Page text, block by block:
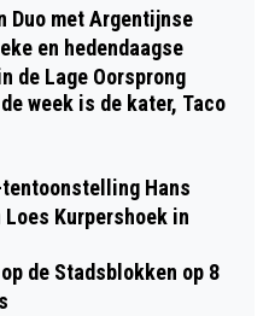
Duo met Argentijnse
en hedendaagse
de Lage Oorsprong
week is de kater, Taco
tentoonstelling Hans
Loes Kurpershoek in
de Stadsblokken op 8